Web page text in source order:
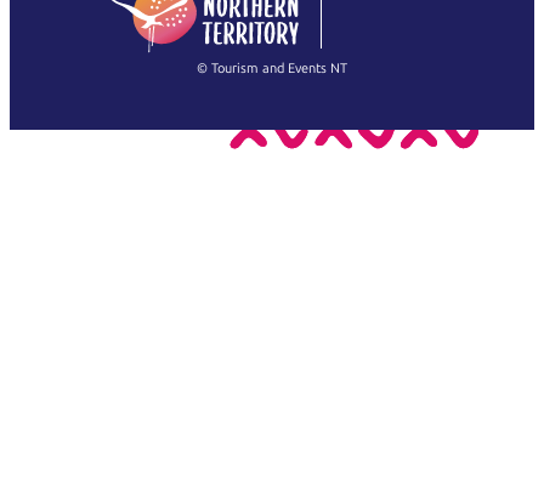
(Singapore)
Français
繁體中文
© Tourism and Events NT